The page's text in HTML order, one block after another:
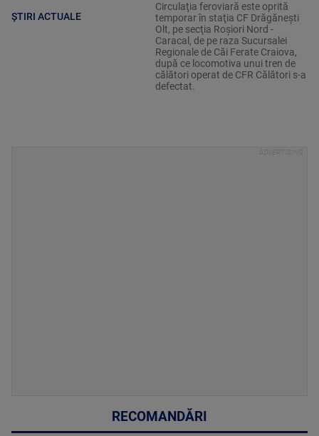
ȘTIRI ACTUALE
Circulaţia feroviară este oprită
temporar în staţia CF Drăgăneşti
Olt, pe secţia Roşiori Nord -
Caracal, de pe raza Sucursalei
Regionale de Căi Ferate Craiova,
după ce locomotiva unui tren de
călători operat de CFR Călători s-a
defectat.
RECOMANDĂRI